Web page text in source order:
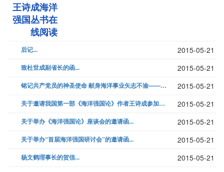
王诗成海洋
强国丛书在
线阅读
后记... 2015-05-21
致杜世成副省长的函... 2015-05-21
铭记共产党员的神圣使命 献身海洋事业矢志不渝——记山东省海洋与渔业厅副... 2015-05-21
关于邀请我国第一部《海洋强国论》作者王诗成参加“海峡两岸学者海洋观教育... 2015-05-21
关于举办《海洋强国论》座谈会的邀请函... 2015-05-21
关于举办“首届海洋强国研讨会”的邀请函... 2015-05-21
杨文鹤理事长的贺信... 2015-05-21